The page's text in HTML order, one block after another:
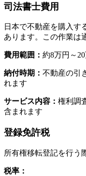
司法書士費用
日本で不動産を購入す
あります。この作業は
費用範囲： 約8万円～
納付時期： 不動産の引
れます
サービス内容： 権利調
含まれます
登録免許税
所有権移転登記を行う
税率：